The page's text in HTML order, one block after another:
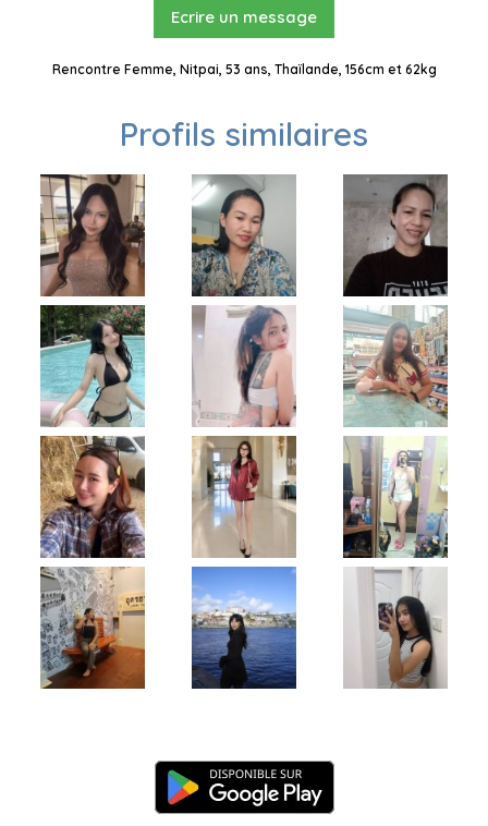
Ecrire un message
Rencontre Femme, Nitpai, 53 ans, Thaïlande, 156cm et 62kg
Profils similaires